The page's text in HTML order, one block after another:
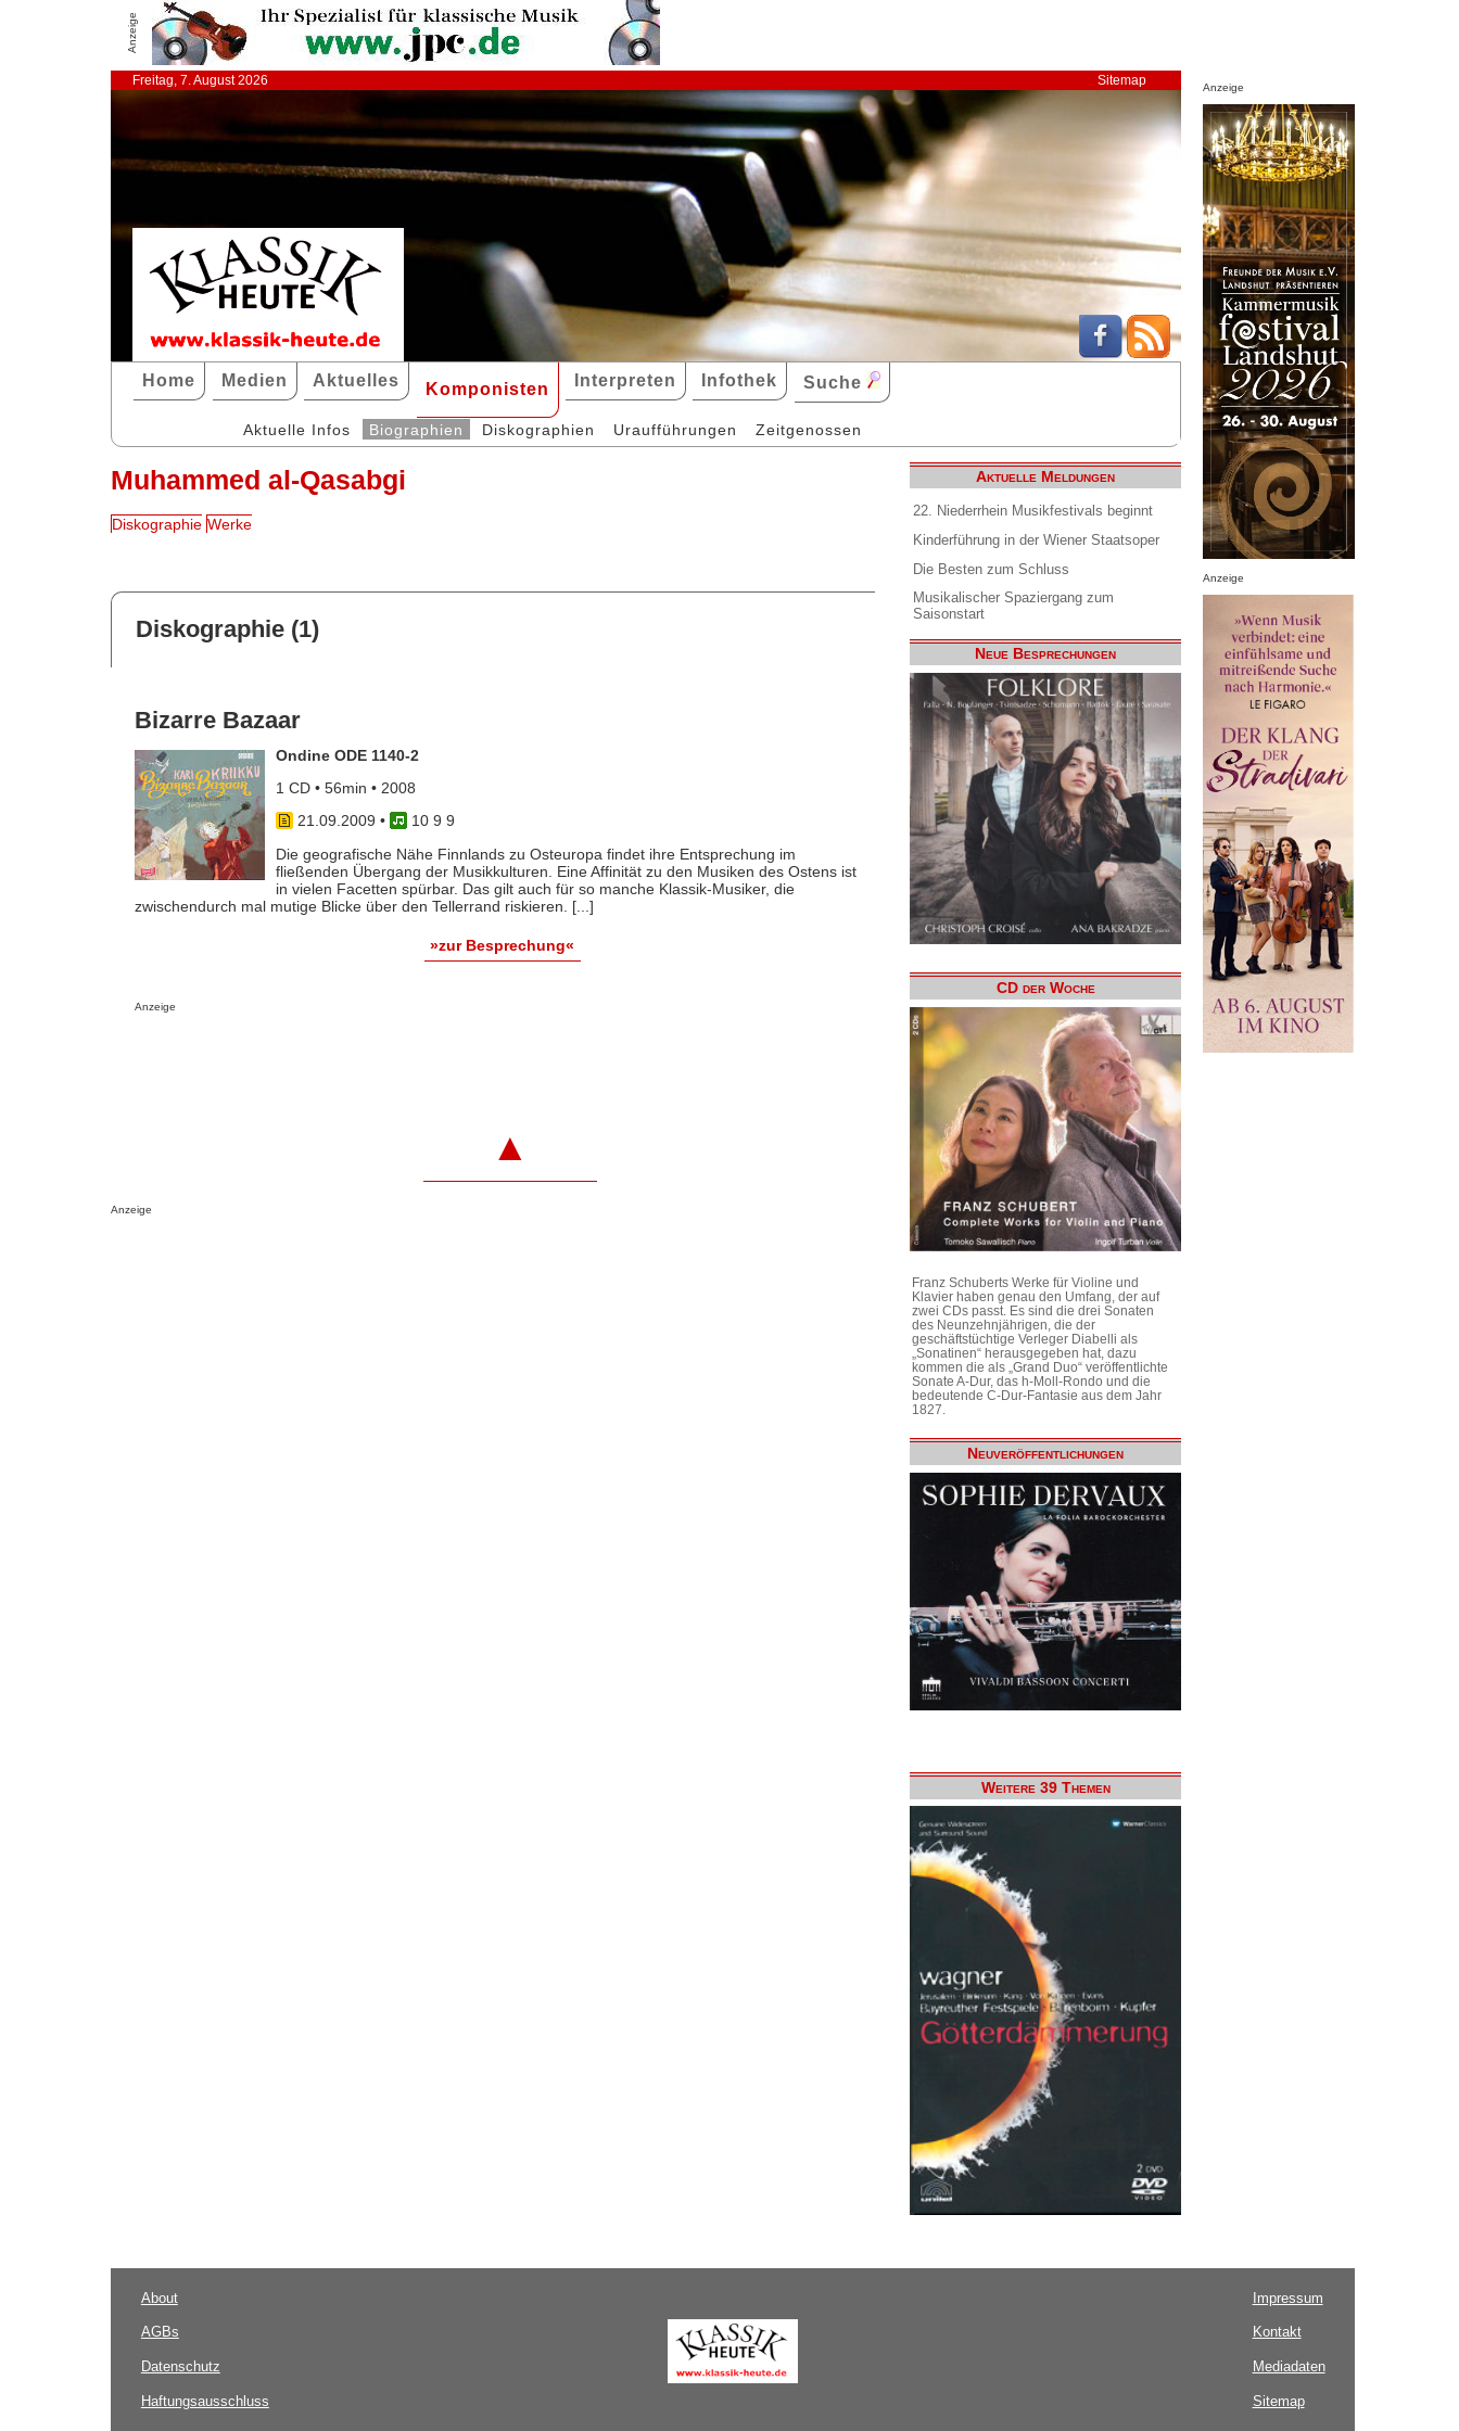
Anzeige
Freitag, 7. August 2026 Sitemap
Home Medien Aktuelles Komponisten Interpreten Infothek Suche
Aktuelle Infos Biographien Diskographien Uraufführungen Zeitgenossen
Muhammed al-Qasabgi
Diskographie Werke
Diskographie (1)
Bizarre Bazaar
Ondine ODE 1140-2
1 CD • 56min • 2008
21.09.2009 •
10 9 9
Die geografische Nähe Finnlands zu Osteuropa findet ihre Entsprechung im
fließenden Übergang der Musikkulturen. Eine Affinität zu den Musiken des Ostens ist
in vielen Facetten spürbar. Das gilt auch für so manche Klassik-Musiker, die
zwischendurch mal mutige Blicke über den Tellerrand riskieren. [...]
»zur Besprechung«
Anzeige
▲
Anzeige
Aktuelle Meldungen
22. Niederrhein Musikfestivals beginnt
Kinderführung in der Wiener Staatsoper
Die Besten zum Schluss
Musikalischer Spaziergang zum
Saisonstart
Neue Besprechungen
CD der Woche
Franz Schuberts Werke für Violine und
Klavier haben genau den Umfang, der auf
zwei CDs passt. Es sind die drei Sonaten
des Neunzehnjährigen, die der
geschäftstüchtige Verleger Diabelli als
„Sonatinen“ herausgegeben hat, dazu
kommen die als „Grand Duo“ veröffentlichte
Sonate A-Dur, das h-Moll-Rondo und die
bedeutende C-Dur-Fantasie aus dem Jahr
1827.
Neuveröffentlichungen
Weitere 39 Themen
Anzeige
Anzeige
About
AGBs
Datenschutz
Haftungsausschluss
Impressum
Kontakt
Mediadaten
Sitemap